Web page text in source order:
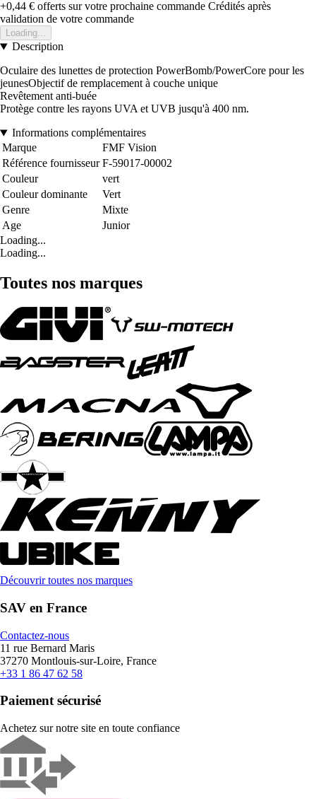
+0,44 € offerts sur votre prochaine commande Crédités après
validation de votre commande
Loading...
Description
Oculaire des lunettes de protection PowerBomb/PowerCore pour les
jeunesObjectif de remplacement à couche unique
Revêtement anti-buée
Protège contre les rayons UVA et UVB jusqu'à 400 nm.
Informations complémentaires
Marque
FMF Vision
Référence fournisseur F-59017-00002
Couleur
vert
Couleur dominante
Vert
Genre
Mixte
Age
Junior
Loading...
Loading...
Toutes nos marques
Découvrir toutes nos marques
SAV en France
Contactez-nous
11 rue Bernard Maris
37270 Montlouis-sur-Loire, France
+33 1 86 47 62 58
Paiement sécurisé
Achetez sur notre site en toute confiance